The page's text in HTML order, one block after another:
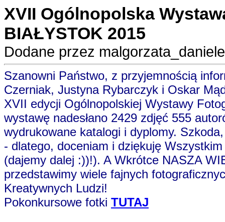
XVII Ogólnopolska
BIAŁYSTOK 2015
Dodane przez
Szanowni Państwo, z przyjemnością
Czerniak, Justyna Rybarczyk i Oskar
XVII edycji Ogólnopolskiej Wystawy
wystawę nadesłano 2429 zdjęć 555
wydrukowane katalogi i dyplomy.
- dlatego, doceniam i dziękuję
(dajemy dalej :))!). A Wkrótce NASZA
przedstawimy wiele fajnych
Kreatywnych Ludzi!
Pokonkursowe fotki TUTAJ